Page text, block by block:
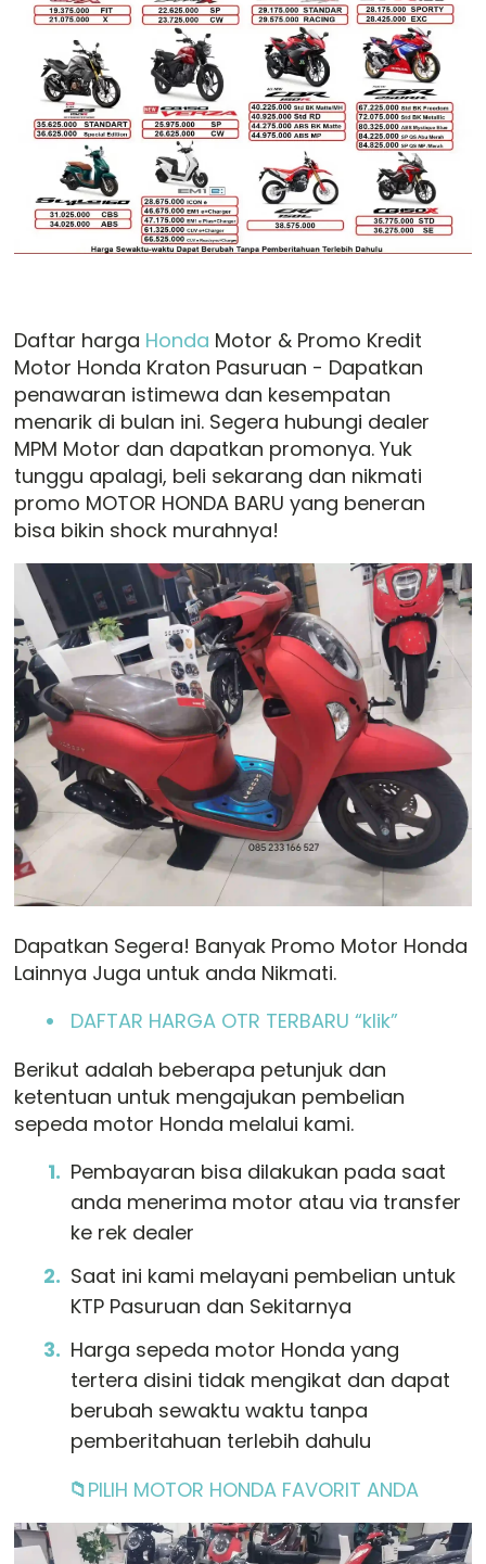
Daftar harga Honda Motor & Promo Kredit
Motor Honda Kraton Pasuruan - Dapatkan
penawaran istimewa dan kesempatan
menarik di bulan ini. Segera hubungi dealer
MPM Motor dan dapatkan promonya. Yuk
tunggu apalagi, beli sekarang dan nikmati
promo MOTOR HONDA BARU yang beneran
bisa bikin shock murahnya!
Dapatkan Segera! Banyak Promo Motor Honda
Lainnya Juga untuk anda Nikmati.
DAFTAR HARGA OTR TERBARU “klik”
Berikut adalah beberapa petunjuk dan
ketentuan untuk mengajukan pembelian
sepeda motor Honda melalui kami.
Pembayaran bisa dilakukan pada saat
anda menerima motor atau via transfer
ke rek dealer
Saat ini kami melayani pembelian untuk
KTP Pasuruan dan Sekitarnya
Harga sepeda motor Honda yang
tertera disini tidak mengikat dan dapat
berubah sewaktu waktu tanpa
pemberitahuan terlebih dahulu
📁PILIH MOTOR HONDA FAVORIT ANDA